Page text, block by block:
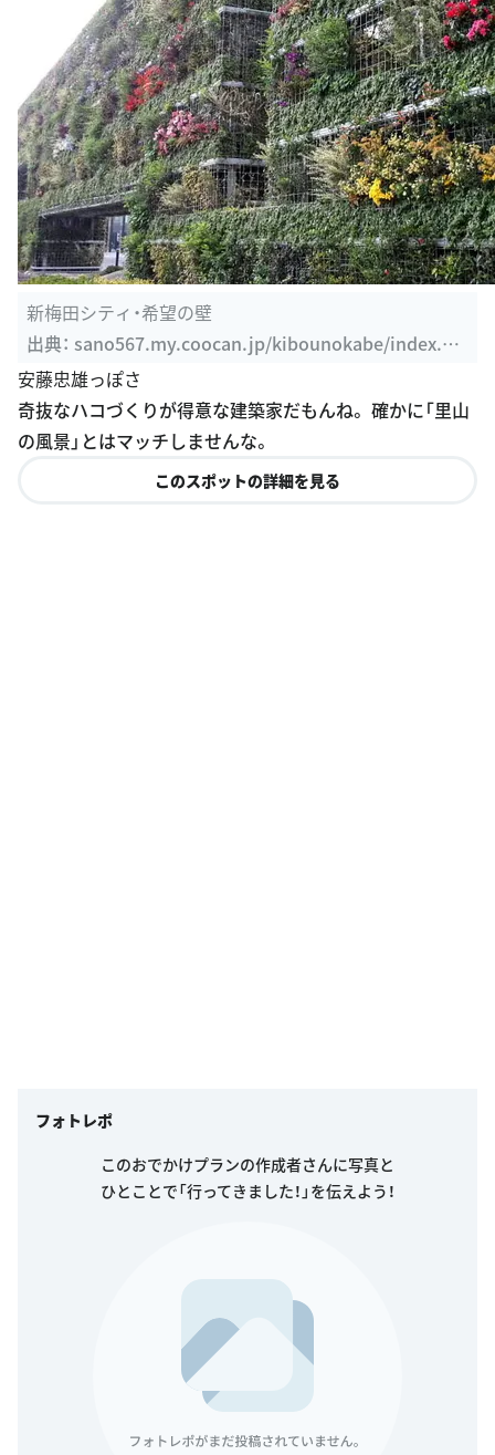
新梅田シティ・希望の壁
出典： sano567.my.coocan.jp/kibounokabe/index.ht
ml
安藤忠雄っぽさ
奇抜なハコづくりが得意な建築家だもんね。 確かに「里山
の風景」とはマッチしませんな。
このスポットの詳細を見る
フォトレポ
このおでかけプランの作成者さんに写真と
ひとことで「行ってきました！」を伝えよう！